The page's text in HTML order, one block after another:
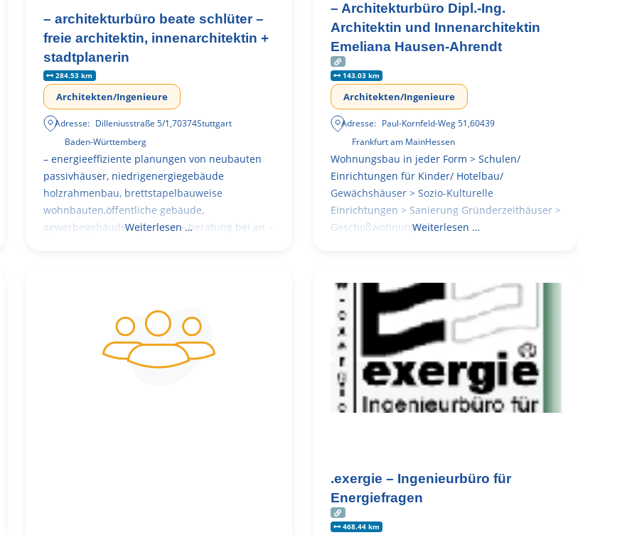
– architekturbüro beate schlüter –
freie architektin, innenarchitektin +
stadtplanerin
284.53 km
Architekten/Ingenieure
Adresse: Dilleniusstraße 5/1,70374Stuttgart
Baden-Württemberg
– energieeffiziente planungen von neubauten
passivhäuser, niedrigenergiegebäude
holzrahmenbau, brettstapelbauweise
wohnbauten,öffentliche gebäude,
gewerbegebäude – planung + beratung bei an –
Weiterlesen …
– Architekturbüro Dipl.-Ing.
Architektin und Innenarchitektin
Emeliana Hausen-Ahrendt
143.03 km
Architekten/Ingenieure
Adresse: Paul-Kornfeld-Weg 51,60439
Frankfurt am MainHessen
Wohnungsbau in jeder Form > Schulen/
Einrichtungen für Kinder/ Hotelbau/
Gewächshäuser > Sozio-Kulturelle
Einrichtungen > Sanierung Gründerzeithäuser >
GeschoßwohnungsbauWeiterlesen …
.exergie – Ingenieurbüro für
Energiefragen
468.44 km